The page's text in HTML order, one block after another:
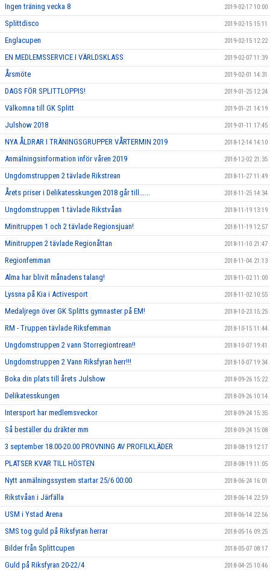
Ingen träning vecka 8 2019-02-17 10:00
Splittdisco 2019-02-15 15:11
Englacupen 2019-02-15 12:22
EN MEDLEMSSERVICE I VÄRLDSKLASS 2019-02-07 11:39
Årsmöte 2019-02-01 14:31
DAGS FÖR SPLITTLOPPIS! 2019-01-25 12:24
Välkomna till GK Splitt 2019-01-21 14:19
Julshow 2018 2019-01-11 17:45
NYA ÅLDRAR I TRÄNINGSGRUPPER VÅRTERMIN 2019 2018-12-14 14:10
Anmälningsinformation inför våren 2019 2018-12-02 21:35
Ungdomstruppen 2 tävlade Rikstrean 2018-11-27 11:49
Årets priser i Delikatesskungen 2018 går till...... 2018-11-25 14:34
Ungdomstruppen 1 tävlade Rikstvåan 2018-11-19 13:19
Minitruppen 1 och 2 tävlade Regionsjuan! 2018-11-19 12:57
Minitruppen 2 tävlade Regionåttan 2018-11-10 21:47
Regionfemman 2018-11-04 21:13
Alma har blivit månadens talang! 2018-11-02 11:00
Lyssna på Kia i Activesport 2018-11-02 10:55
Medaljregn över GK Splitts gymnaster på EM! 2018-10-23 15:25
RM - Truppen tävlade Riksfemman 2018-10-15 11:44
Ungdomstruppen 2 vann Storregiontrean!! 2018-10-07 19:41
Ungdomstruppen 2 Vann Riksfyran herr!!! 2018-10-07 19:34
Boka din plats till årets Julshow 2018-09-26 15:22
Delikatesskungen 2018-09-26 10:14
Intersport har medlemsveckor 2018-09-24 15:35
Så beställer du dräkter mm 2018-09-24 15:08
3 september 18.00-20.00 PROVNING AV PROFILKLÄDER 2018-08-19 12:17
PLATSER KVAR TILL HÖSTEN 2018-08-19 11:05
Nytt anmälningssystem startar 25/6 00:00 2018-06-24 16:01
Rikstvåan i Järfälla 2018-06-14 22:59
USM i Ystad Arena 2018-06-14 22:56
SMS tog guld på Riksfyran herrar 2018-05-16 09:25
Bilder från Splittcupen 2018-05-07 08:17
Guld på Riksfyran 20-22/4 2018-04-25 10:46